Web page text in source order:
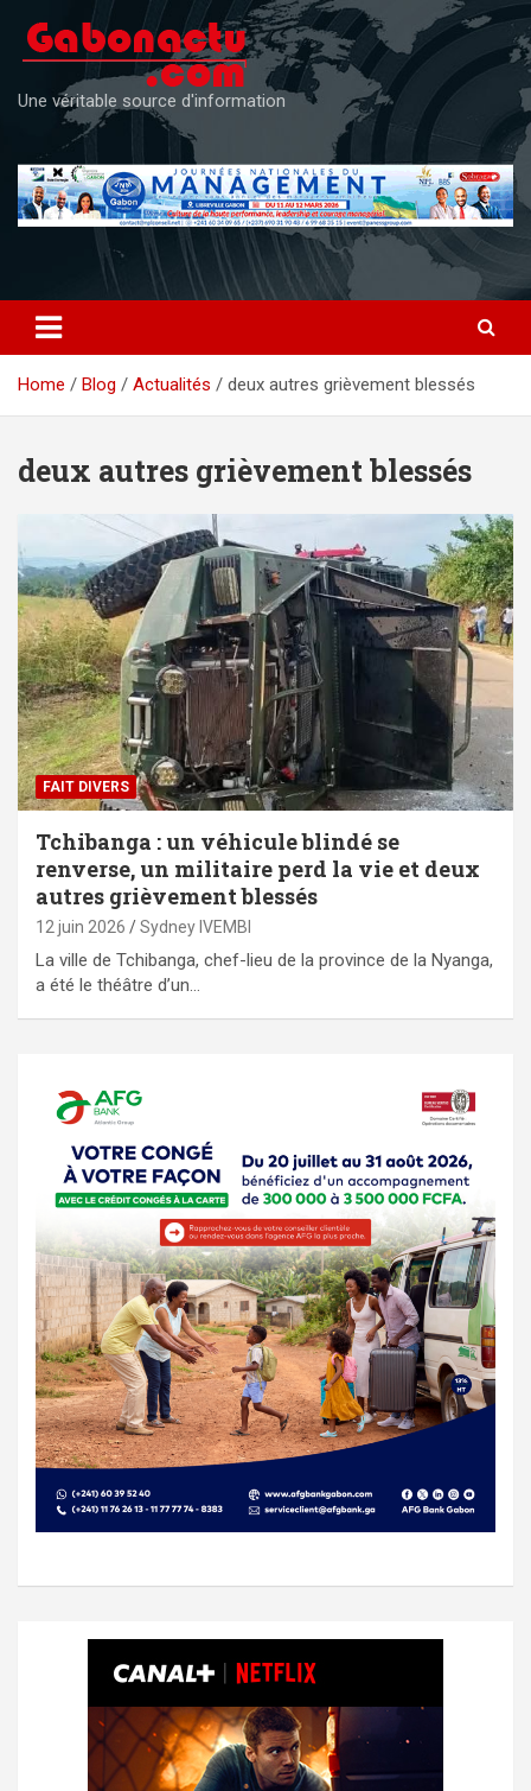
content
Une véritable source d'information
Home Blog Actualités deux autres grièvement blessés
deux autres grièvement blessés
FAIT DIVERS
Tchibanga : un véhicule blindé se
renverse, un militaire perd la vie et deux
autres grièvement blessés
12 juin 2026 Sydney IVEMBI
La ville de Tchibanga, chef-lieu de la province de la Nyanga,
a été le théâtre d’un…